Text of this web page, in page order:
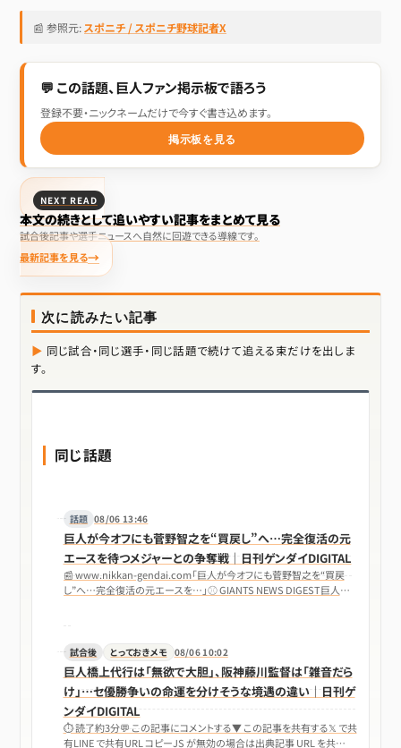
📰 参照元:スポニチ / スポニチ野球記者X
💬 この話題、巨人ファン掲示板で語ろう
登録不要・ニックネームだけで今すぐ書き込めます。
掲示板を見る
NEXT READ
本文の続きとして追いやすい記事をまとめて見る
試合後記事や選手ニュースへ自然に回遊できる導線です。
最新記事を見る
次に読みたい記事
同じ試合・同じ選手・同じ話題で続けて追える束だけを出しま
す。
同じ話題
話題 08/06 13:46
巨人が今オフにも菅野智之を“買戻し”へ…完全復活の元
エースを待つメジャーとの争奪戦｜日刊ゲンダイDIGITAL
📰 www.nikkan-gendai.com「巨人が今オフにも菅野智之を“買戻
し”へ…完全復活の元エースを…」⚾ GIANTS NEWS DIGEST巨人が
試合後 とっておきメモ 08/06 10:02
巨人橋上代行は「無欲で大胆」、阪神藤川監督は「雑音だら
け」…セ優勝争いの命運を分けそうな境遇の違い｜日刊ゲ
ンダイDIGITAL
⏱ 読了約3分💬 この記事にコメントする▼ この記事を共有する𝕏 で共
有LINE で共有URL コピーJS が無効の場合は出典記事 URL を共…